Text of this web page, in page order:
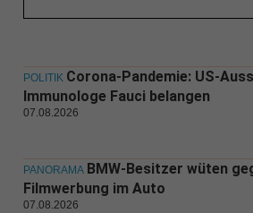
POLITIK Corona-Pandemie: US-
Immunologe Fauci belangen
07.08.2026
PANORAMA BMW-Besitzer wüten
Filmwerbung im Auto
07.08.2026